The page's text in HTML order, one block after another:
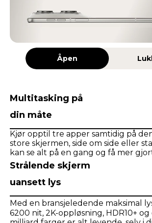
Åpen
Multitasking på
din måte
Kjør opptil tre apper samtidig på
store skjermen, side om side eller
kan se alt på en gang og få mer
Strålende skjerm
uansett lys
Med en bransjeledende maksimal
6200 nit, 2K-oppløsning, HDR10+